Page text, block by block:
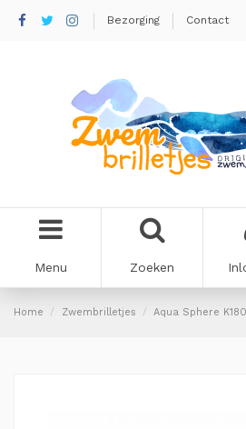
Bezorging Contact
Menu Zoeken
Home Zwembrilletjes Aqua Sphere